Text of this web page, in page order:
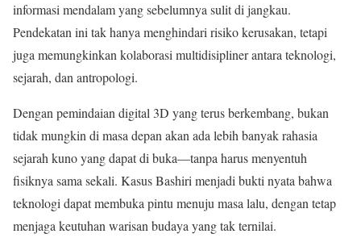
informasi mendalam yang sebelumnya sulit di jangkau.
Pendekatan ini tak hanya menghindari risiko kerusakan, tetapi
juga memungkinkan kolaborasi multidisipliner antara teknologi,
sejarah, dan antropologi.
Dengan pemindaian digital 3D yang terus berkembang, bukan
tidak mungkin di masa depan akan ada lebih banyak rahasia
sejarah kuno yang dapat di buka—tanpa harus menyentuh
fisiknya sama sekali. Kasus Bashiri menjadi bukti nyata bahwa
teknologi dapat membuka pintu menuju masa lalu, dengan tetap
menjaga keutuhan warisan budaya yang tak ternilai.